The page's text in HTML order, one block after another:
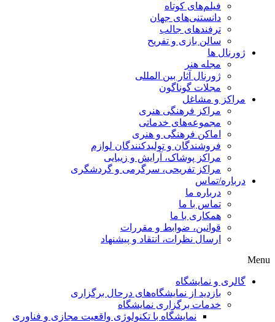
فیلم‌های کوتاه
دانستنی‌های جهان
ترفندهای جالب
سالن بازی و تفریح
ژورنال ها
مجله هنر
ژورنال آثار بین المللی
مجلات گوناگون
مراکز و مشاغل
مراکز فرهنگی هنری
مجموعه‌های خدماتی
اماکن فرهنگی و هنری
فروشندگان و تولیدکنندگان لوازم
مراکز پوشاک، آرایش و زیبایی
مراکز تفریحی، سرگرمی و گردشگری
درباره/تماس
درباره ما
تماس با ما
همکاری با ما
قوانین، ضوابط و مقررات
ارسال نظرات، انتقاد و پیشنهاد
Menu
گالری و نمایشگاه
بازدید از نمایشگاه‌های درحال برگزاری
خدمات برگزاری نمایشگاه
نمایشگاه با تکنولوژی واقعیت مجازی و فناوری